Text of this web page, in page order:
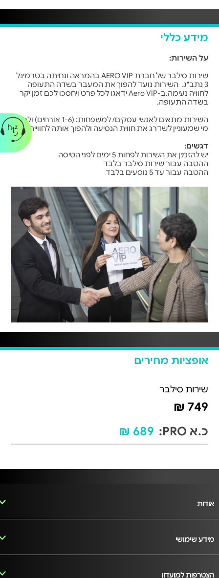
מידע כללי
על השירות:
שירות סילבר של חברת AERO VIP בהמראה ונחיתה בטרמינל
3 נתב"ג. השירות נועד להפוך את המעבר בשדה התעופה
לחוויה נעימה.ב-Aero VIP ידאגו לכל פרט ויחסכו לכם זמן יקר
בשדה התעופה.
השירות מתאים לאנשי עסקים/ למשפחות: (1-6 אורחים) ולכל
מי שמעוניין לשדרג את חווית הנסיעה ולהפוך אותה לחוויית VIP.
דגשים:
יש להזמין את השירות לפחות 5 ימים לפני הטיסה
ההטבה עבור שירות סילבר בלבד
ההטבה עבור עד 5 נוסעים בלבד
אופציות מחירים
שירות סילבר
749 ₪
כ.א PRO:
689 ₪
אודות
מידע שימושי
הצטרפות למועדון